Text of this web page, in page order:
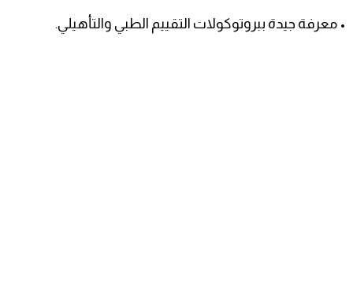
• معرفة جيدة ببروتوكولات التقييم الطبي والتأهيلي.